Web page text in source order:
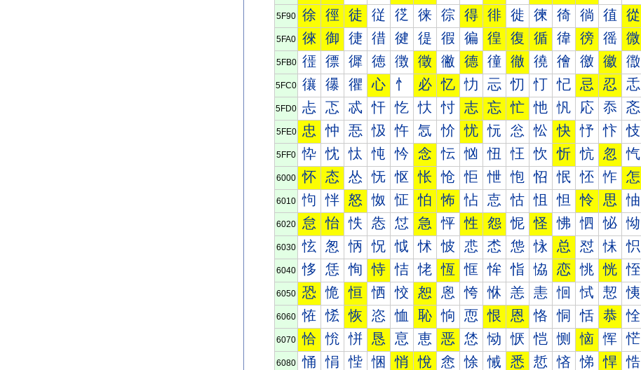
5F90 徐 徑 徒 従 徔 徕 徖 得 徘 徙 徚 徛 徜 徝 從
5FA0 徠 御 徢 徣 徤 徥 徦 徧 徨 復 循 徫 徬 徭 微
5FB0 徰 徱 徲 徳 徴 徵 徶 德 徸 徹 徺 徻 徼 徽 徾
5FC0 忀 忁 忂 心 忄 必 忆 忇 忈 忉 忊 忋 忌 忍 忎
5FD0 忐 忑 忒 忓 忔 忕 忖 志 忘 忙 忚 忛 応 忝 忞
5FE0 忠 忡 忢 忣 忤 忥 忦 忧 忨 忩 忪 快 忬 忭 忮
5FF0 忰 忱 忲 忳 忴 念 忶 忷 忸 忹 忺 忻 忼 忽 忾
6000 怀 态 怂 怃 怄 怅 怆 怇 怈 怉 怊 怋 怌 怍 怎
6010 怐 怑 怒 怓 怔 怕 怖 怗 怘 怙 怚 怛 怜 思 怞
6020 怠 怡 怢 怣 怤 急 怦 性 怨 怩 怪 怫 怬 怭 怮
6030 怰 怱 怲 怳 怴 怵 怶 怷 怸 怹 怺 总 怼 怽 怾
6040 恀 恁 恂 恃 恄 恅 恆 恇 恈 恉 恊 恋 恌 恍 恎
6050 恐 恑 恒 恓 恔 恕 恖 恗 恘 恙 恚 恛 恜 恝 恞
6060 恠 恡 恢 恣 恤 恥 恦 恧 恨 恩 恪 恫 恬 恭 恮
6070 恰 恱 恲 恳 恴 恵 恶 恷 恸 恹 恺 恻 恼 恽 恾
6080 悀 悁 悂 悃 悄 悅 悆 悇 悈 悉 悊 悋 悌 悍 悎